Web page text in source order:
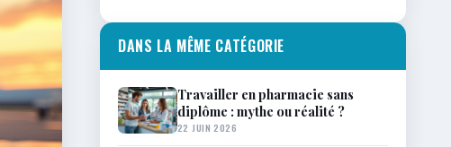
DANS LA MÊME CATÉGORIE
Travailler en pharmacie sans
diplôme : mythe ou réalité ?
22 JUIN 2026